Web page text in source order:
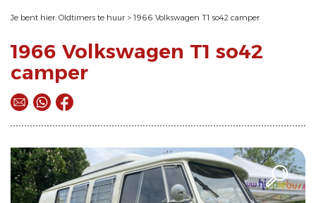
Je bent hier: Oldtimers te huur > 1966 Volkswagen T1 so42 camper
1966 Volkswagen T1 so42
camper